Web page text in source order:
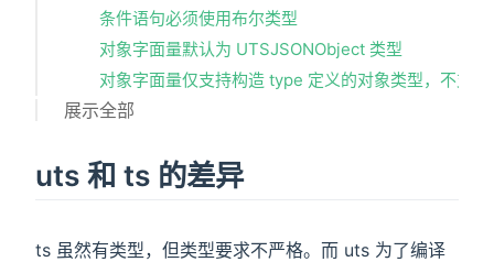
条件语句必须使用布尔类型
对象字面量默认为 UTSJSONObject 类型
对象字面量仅支持构造 type 定义的对象类型，不支
展示全部
uts 和 ts 的差异
ts 虽然有类型，但类型要求不严格。而 uts 为了编译